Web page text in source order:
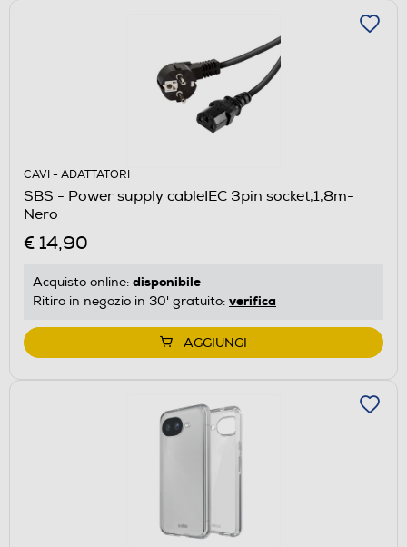
CAVI - ADATTATORI
SBS - Power supply cableIEC 3pin socket,1,8m-
Nero
€ 14,90
Acquisto online: disponibile
Ritiro in negozio in 30' gratuito: verifica
AGGIUNGI